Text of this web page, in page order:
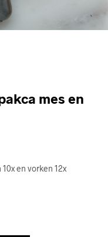
mes en
en vorken 12x